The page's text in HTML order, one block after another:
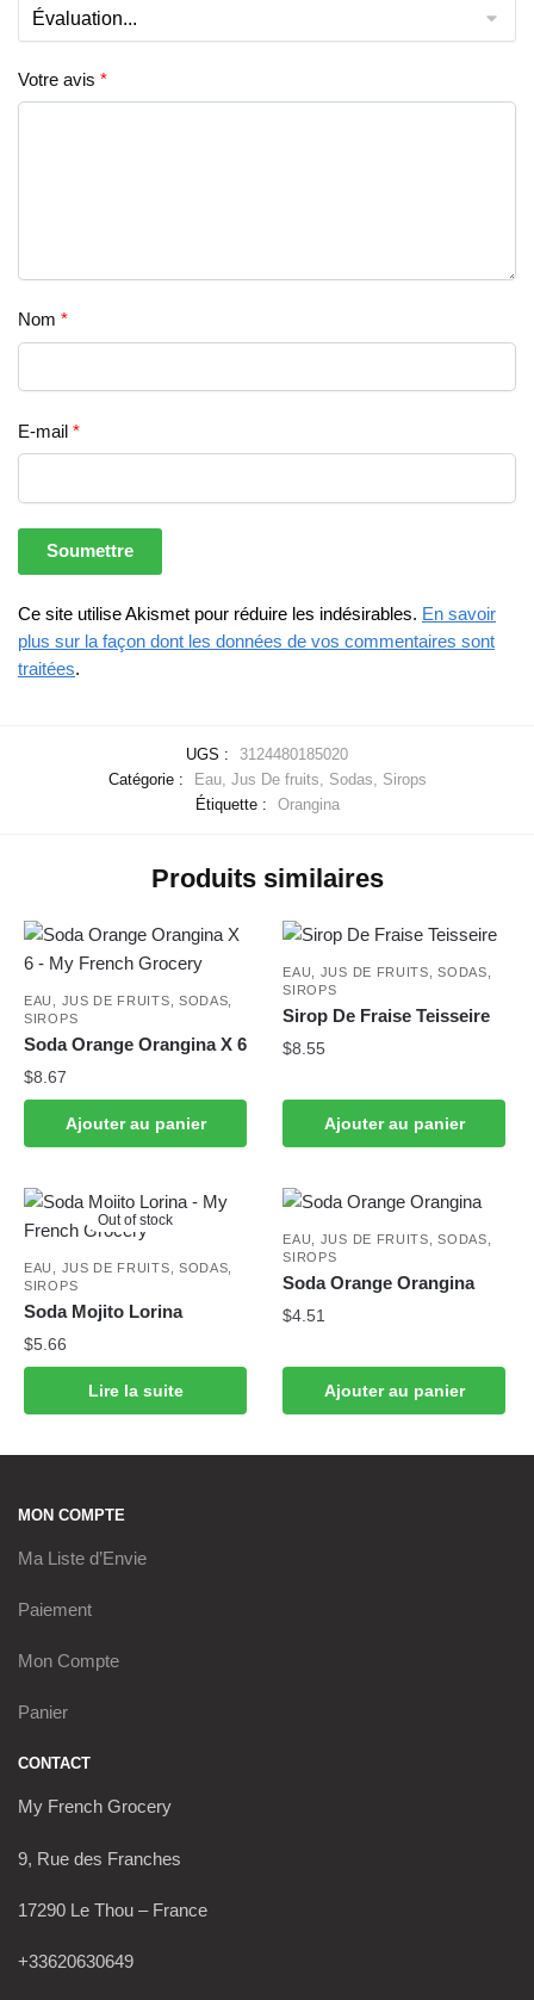
Votre avis *
Nom *
E-mail *
Ce site utilise Akismet pour réduire les indésirables. En savoir
plus sur la façon dont les données de vos commentaires sont
traitées.
UGS :
3124480185020
Catégorie :
Eau, Jus De fruits, Sodas, Sirops
Étiquette :
Orangina
Produits similaires
EAU, JUS DE FRUITS, SODAS,
SIROPS
Soda Orange Orangina X 6
$8.67
Ajouter au panier
EAU, JUS DE FRUITS, SODAS,
SIROPS
Sirop De Fraise Teisseire
$8.55
Ajouter au panier
Out of stock
EAU, JUS DE FRUITS, SODAS,
SIROPS
Soda Mojito Lorina
$5.66
Lire la suite
EAU, JUS DE FRUITS, SODAS,
SIROPS
Soda Orange Orangina
$4.51
Ajouter au panier
MON COMPTE
Ma Liste d’Envie
Paiement
Mon Compte
Panier
CONTACT
My French Grocery
9, Rue des Franches
17290 Le Thou – France
+33620630649